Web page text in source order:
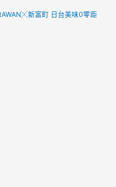
新富町 日台美味0零距